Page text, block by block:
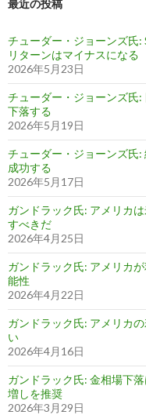
最近の投稿
チューダー・ジョーンズ氏
リターンはマイナスになる
2026年5月23日
チューダー・ジョーンズ氏
下落する
2026年5月19日
チューダー・ジョーンズ氏
成功する
2026年5月17日
ガンドラック氏: アメリカ
すべきだ
2026年4月25日
ガンドラック氏: アメリカ
能性
2026年4月22日
ガンドラック氏: アメリカ
い
2026年4月16日
ガンドラック氏: 金相場下
増しを推奨
2026年3月29日